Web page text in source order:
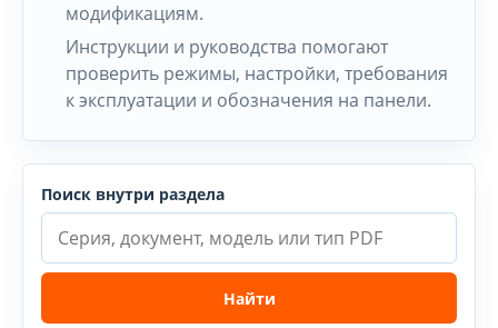
модификациям.
Инструкции и руководства помогают
проверить режимы, настройки, требования
к эксплуатации и обозначения на панели.
Поиск внутри раздела
Найти